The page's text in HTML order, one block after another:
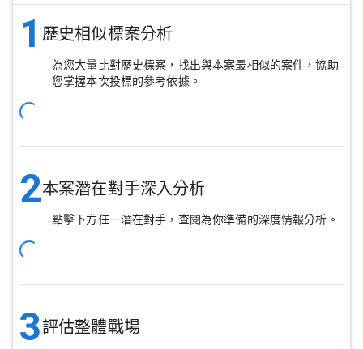
1 歷史相似標案分析
為您大量比對歷史標案，找出與本案最相似的案件，協助
您掌握本次投標的參考依據。
2本案潛在對手深入分析
點擊下方任一潛在對手，查閱為你準備的深度情報分析。
3評估整體戰場